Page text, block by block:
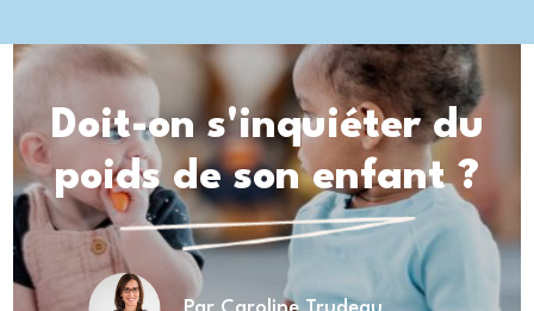
Doit-on s'inquiéter du
poids de son enfant ?